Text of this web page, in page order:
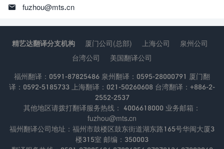

fuzhou@mts.cn
精艺达翻译分支机构 厦门公司(总部) 上海公司
泉州公司
台湾公司
美国翻译公司
福州翻译：0591-87825486 泉州翻译：0595-28000791 厦门翻
译：0592-5185733 上海翻译：021-50260608 台湾翻译：+886-2-
2552-2537
其他地区请拨打翻译服务热线： 4006618000 业务邮箱：
fuzhou@mts.cn
福州翻译公司地址：福州市鼓楼区鼓东街道湖东路165号华闽大厦3
楼315室 邮编：350003